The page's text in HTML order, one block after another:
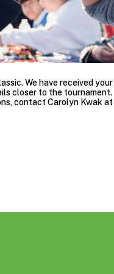
We have received
closer to the tournament.
contact Carolyn Kwak at